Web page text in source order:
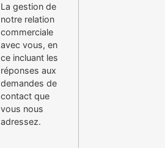
La gestion de
notre relation
commerciale
avec vous, en
ce incluant les
réponses aux
demandes de
contact que
vous nous
adressez.